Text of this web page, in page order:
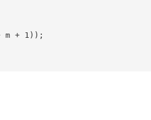
m + 1));